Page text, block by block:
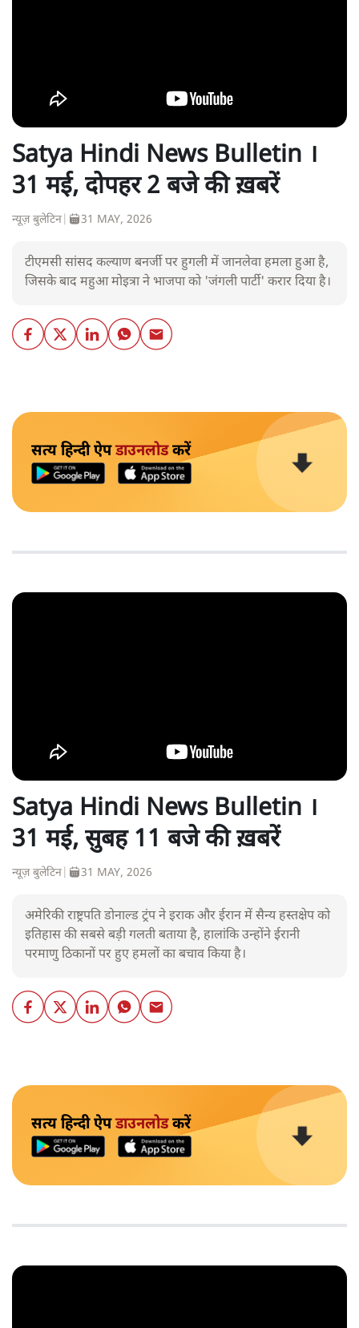
Satya Hindi News Bulletin ।
31 मई, दोपहर 2 बजे की ख़बरें
न्यूज़ बुलेटिन 31 MAY, 2026
टीएमसी सांसद कल्याण बनर्जी पर हुगली में जानलेवा हमला हुआ है,
जिसके बाद महुआ मोइत्रा ने भाजपा को 'जंगली पार्टी' करार दिया है।
सत्य हिन्दी ऐपडाउनलोडकरें
Satya Hindi News Bulletin ।
31 मई, सुबह 11 बजे की ख़बरें
न्यूज़ बुलेटिन 31 MAY, 2026
अमेरिकी राष्ट्रपति डोनाल्ड ट्रंप ने इराक और ईरान में सैन्य हस्तक्षेप को
इतिहास की सबसे बड़ी गलती बताया है, हालांकि उन्होंने ईरानी
परमाणु ठिकानों पर हुए हमलों का बचाव किया है।
सत्य हिन्दी ऐपडाउनलोडकरें